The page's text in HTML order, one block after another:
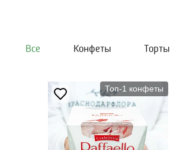
Все Конфеты Торты
Топ-1 конфеты